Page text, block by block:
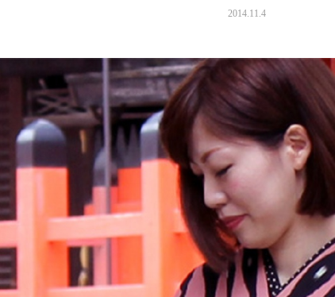
2014.11.4